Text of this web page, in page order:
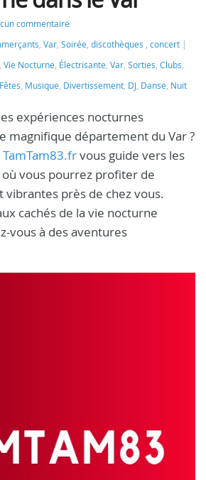
commentaire
, Var, Soirée, discothèques , concert
, Vie Nocturne, Électrisante, Var, Sorties, Clubs,
Fêtes, Musique, Divertissement, DJ, Danse, Nuit
expériences nocturnes
magnifique département du Var ?
TamTam83.frvous guide vers les
vous pourrez profiter de
vibrantes près de chez vous.
cachés de la vie nocturne
vous à des aventures